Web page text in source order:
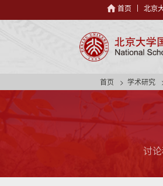
首页 北京
首页 学术研究
讨